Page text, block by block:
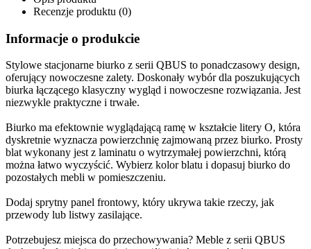
Recenzje produktu (0)
Informacje o produkcie
Stylowe stacjonarne biurko z serii QBUS to ponadczasowy design,
oferujący nowoczesne zalety. Doskonały wybór dla poszukujących
biurka łączącego klasyczny wygląd i nowoczesne rozwiązania. Jest
niezwykle praktyczne i trwałe.
Biurko ma efektownie wyglądającą ramę w kształcie litery O, która
dyskretnie wyznacza powierzchnię zajmowaną przez biurko. Prosty
blat wykonany jest z laminatu o wytrzymałej powierzchni, którą
można łatwo wyczyścić. Wybierz kolor blatu i dopasuj biurko do
pozostałych mebli w pomieszczeniu.
Dodaj sprytny panel frontowy, który ukrywa takie rzeczy, jak
przewody lub listwy zasilające.
Potrzebujesz miejsca do przechowywania? Meble z serii QBUS